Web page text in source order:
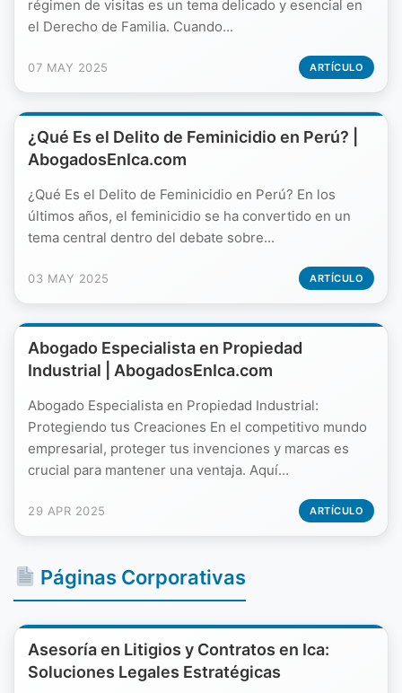
régimen de visitas es un tema delicado y esencial en
el Derecho de Familia. Cuando...
07 MAY 2025 ARTÍCULO
¿Qué Es el Delito de Feminicidio en Perú? |
AbogadosEnIca.com
¿Qué Es el Delito de Feminicidio en Perú? En los
últimos años, el feminicidio se ha convertido en un
tema central dentro del debate sobre...
03 MAY 2025 ARTÍCULO
Abogado Especialista en Propiedad
Industrial | AbogadosEnIca.com
Abogado Especialista en Propiedad Industrial:
Protegiendo tus Creaciones En el competitivo mundo
empresarial, proteger tus invenciones y marcas es
crucial para mantener una ventaja. Aquí...
29 APR 2025 ARTÍCULO
Páginas Corporativas
Asesoría en Litigios y Contratos en Ica:
Soluciones Legales Estratégicas